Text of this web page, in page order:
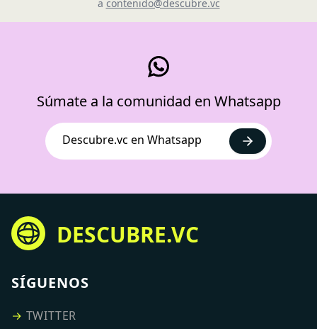
a contenido@descubre.vc
Súmate a la comunidad en Whatsapp
Descubre.vc en Whatsapp
DESCUBRE.VC
SÍGUENOS
→ TWITTER